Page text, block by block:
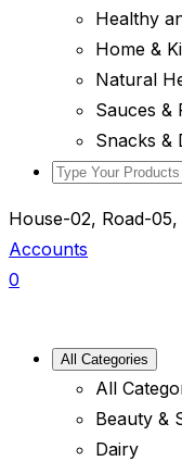
Healthy
Home &
Natural
Sauces &
Snacks &
House-02, Road-05,
Accounts
0
All Categories
All
Beauty &
Dairy